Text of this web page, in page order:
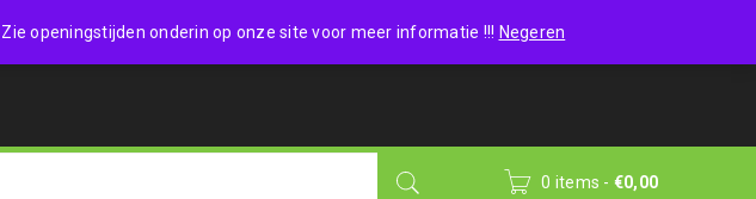
openingstijden onderin op onze site voor meer informatie !!! Negeren
Wishlist (0)
0 items - €0,00